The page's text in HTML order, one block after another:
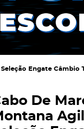
Engate
De